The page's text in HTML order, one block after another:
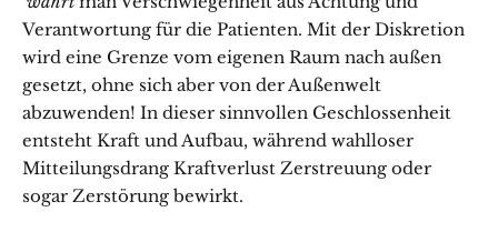
Verantwortung für die Patienten. Mit der Diskretion
wird eine Grenze vom eigenen Raum nach außen
gesetzt, ohne sich aber von der Außenwelt
abzuwenden! In dieser sinnvollen Geschlossenheit
entsteht Kraft und Aufbau, während wahlloser
Mitteilungsdrang Kraftverlust Zerstreuung oder
sogar Zerstörung bewirkt.